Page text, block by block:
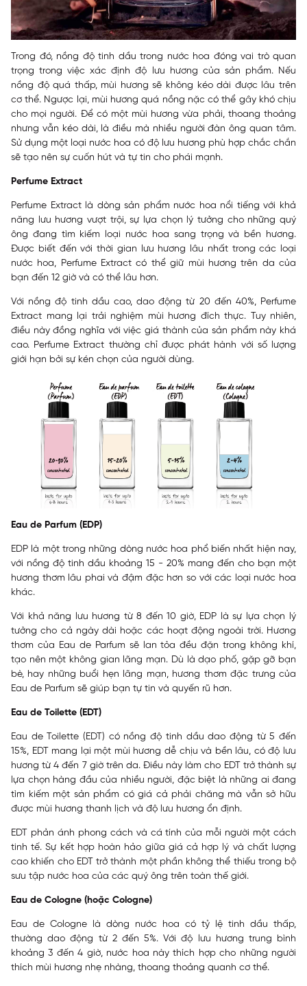
Trong đó, nồng độ tinh dầu trong nước hoa đóng vai trò quan
trọng trong việc xác định độ lưu hương của sản phẩm. Nếu
nồng độ quá thấp, mùi hương sẽ không kéo dài được lâu trên
cơ thể. Ngược lại, mùi hương quá nồng nặc có thể gây khó chịu
cho mọi người. Để có một mùi hương vừa phải, thoang thoảng
nhưng vẫn kéo dài, là điều mà nhiều người đàn ông quan tâm.
Sử dụng một loại nước hoa có độ lưu hương phù hợp chắc chắn
sẽ tạo nên sự cuốn hút và tự tin cho phái mạnh.
Perfume Extract
Perfume Extract là dòng sản phẩm nước hoa nổi tiếng với khả
năng lưu hương vượt trội, sự lựa chọn lý tưởng cho những quý
ông đang tìm kiếm loại nước hoa sang trọng và bền hương.
Được biết đến với thời gian lưu hương lâu nhất trong các loại
nước hoa, Perfume Extract có thể giữ mùi hương trên da của
bạn đến 12 giờ và có thể lâu hơn.
Với nồng độ tinh dầu cao, dao động từ 20 đến 40%, Perfume
Extract mang lại trải nghiệm mùi hương đích thực. Tuy nhiên,
điều này đồng nghĩa với việc giá thành của sản phẩm này khá
cao. Perfume Extract thường chỉ được phát hành với số lượng
giới hạn bởi sự kén chọn của người dùng.
Eau de Parfum (EDP)
EDP là một trong những dòng nước hoa phổ biến nhất hiện nay,
với nồng độ tinh dầu khoảng 15 - 20% mang đến cho bạn một
hương thơm lâu phai và đậm đặc hơn so với các loại nước hoa
khác.
Với khả năng lưu hương từ 8 đến 10 giờ, EDP là sự lựa chọn lý
tưởng cho cả ngày dài hoặc các hoạt động ngoài trời. Hương
thơm của Eau de Parfum sẽ lan tỏa đều đặn trong không khí,
tạo nên một không gian lãng mạn. Dù là dạo phố, gặp gỡ bạn
bè, hay những buổi hẹn lãng mạn, hương thơm đặc trưng của
Eau de Parfum sẽ giúp bạn tự tin và quyến rũ hơn.
Eau de Toilette (EDT)
Eau de Toilette (EDT) có nồng độ tinh dầu dao động từ 5 đến
15%, EDT mang lại một mùi hương dễ chịu và bền lâu, có độ lưu
hương từ 4 đến 7 giờ trên da. Điều này làm cho EDT trở thành sự
lựa chọn hàng đầu của nhiều người, đặc biệt là những ai đang
tìm kiếm một sản phẩm có giá cả phải chăng mà vẫn sở hữu
được mùi hương thanh lịch và độ lưu hương ổn định.
EDT phản ánh phong cách và cá tính của mỗi người một cách
tinh tế. Sự kết hợp hoàn hảo giữa giá cả hợp lý và chất lượng
cao khiến cho EDT trở thành một phần không thể thiếu trong bộ
sưu tập nước hoa của các quý ông trên toàn thế giới.
Eau de Cologne (hoặc Cologne)
Eau de Cologne là dòng nước hoa có tỷ lệ tinh dầu thấp,
thường dao động từ 2 đến 5%. Với độ lưu hương trung bình
khoảng 3 đến 4 giờ, nước hoa này thích hợp cho những người
thích mùi hương nhẹ nhàng, thoang thoảng quanh cơ thể.